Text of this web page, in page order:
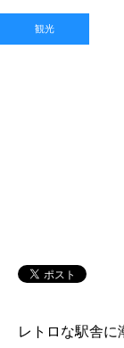
観光
レトロな駅舎に